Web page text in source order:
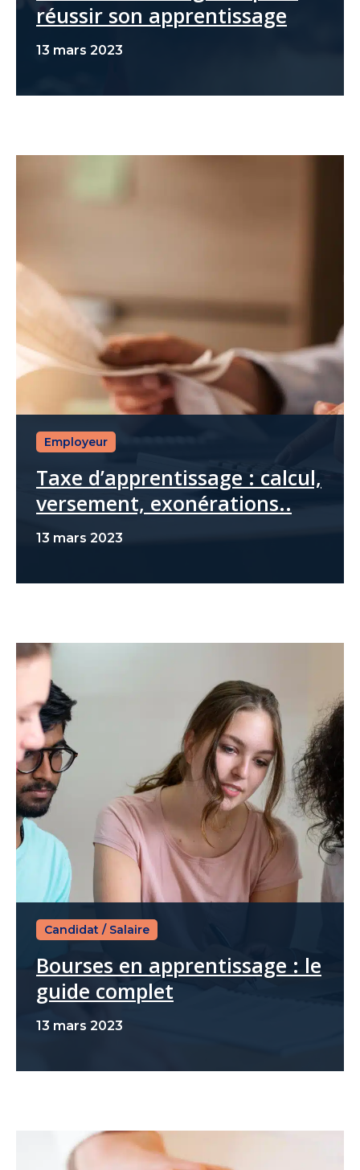
réussir son apprentissage
13 mars 2023
Employeur
Taxe d’apprentissage : calcul,
versement, exonérations..
13 mars 2023
Candidat / Salaire
Bourses en apprentissage : le
guide complet
13 mars 2023